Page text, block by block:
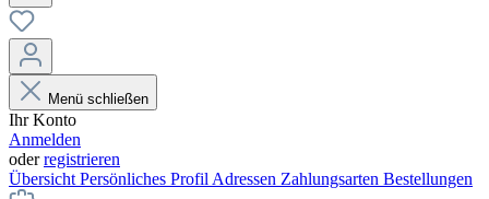
Menü schließen
Ihr Konto
Anmelden
oderregistrieren
Übersicht Persönliches Profil Adressen Zahlungsarten Bestellungen